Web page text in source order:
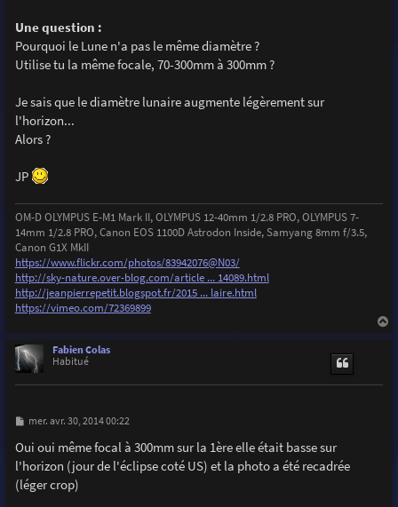
Une question :
Pourquoi le Lune n'a pas le même diamètre ?
Utilise tu la même focale, 70-300mm à 300mm ?
Je sais que le diamètre lunaire augmente légèrement sur
l'horizon...
Alors ?
JP
OM-D OLYMPUS E-M1 Mark II, OLYMPUS 12-40mm 1/2.8 PRO, OLYMPUS 7-
14mm 1/2.8 PRO, Canon EOS 1100D Astrodon Inside, Samyang 8mm f/3.5,
Canon G1X MkII
https://www.flickr.com/photos/83942076@N03/
http://sky-nature.over-blog.com/article ... 14089.html
http://jeanpierrepetit.blogspot.fr/2015 ... laire.html
https://vimeo.com/72369899
Fabien Colas
Habitué
M
s
s
a
g
e
mer. avr. 30, 2014 00:22
Oui oui même focal à 300mm sur la 1ère elle était basse sur
l'horizon (jour de l'éclipse coté US) et la photo a été recadrée
(léger crop)